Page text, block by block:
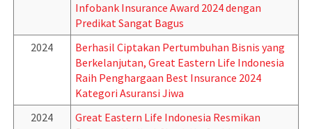
Infobank Insurance Award 2024 dengan
Predikat Sangat Bagus
2024
Berhasil Ciptakan Pertumbuhan Bisnis yang
Berkelanjutan, Great Eastern Life Indonesia
Raih Penghargaan Best Insurance 2024
Kategori Asuransi Jiwa
2024
Great Eastern Life Indonesia Resmikan